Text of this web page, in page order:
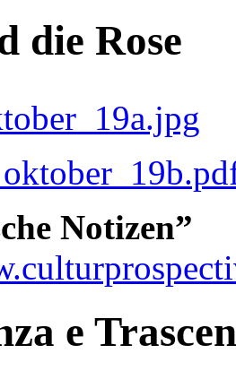
die Rose
Notizen”
e